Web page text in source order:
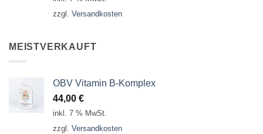
zzgl. Versandkosten
MEISTVERKAUFT
OBV Vitamin B-Komplex
44,00 €
inkl. 7 % MwSt.
zzgl. Versandkosten